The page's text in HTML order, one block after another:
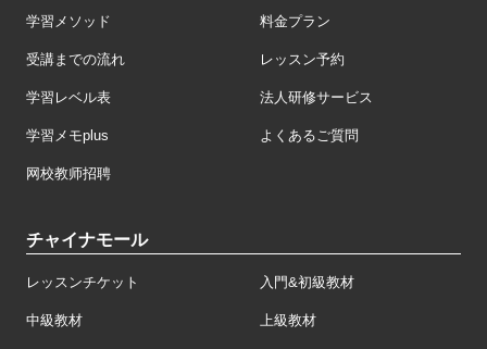
学習メソッド 料金プラン
受講までの流れ レッスン予約
学習レベル表 法人研修サービス
学習メモplus よくあるご質問
网校教师招聘
チャイナモール
レッスンチケット 入門&初級教材
中級教材 上級教材